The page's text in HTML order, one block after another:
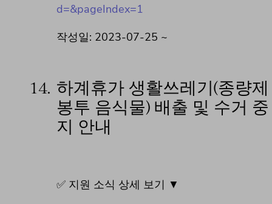
d=&pageIndex=1
작성일: 2023-07-25 ~
14. 하계휴가 생활쓰레기(종량제
봉투 음식물) 배출 및 수거 중
지 안내
✅ 지원 소식 상세 보기 ▼